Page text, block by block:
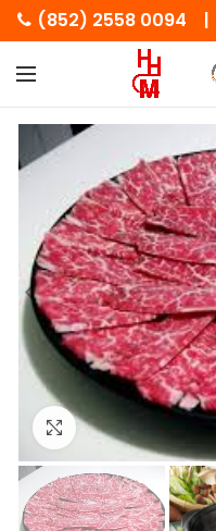
(852) 2558 0094 |
Click to enlarge